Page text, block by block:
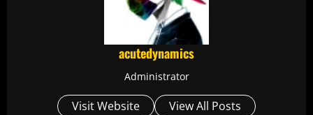
acutedynamics
Administrator
Visit Website View All Posts